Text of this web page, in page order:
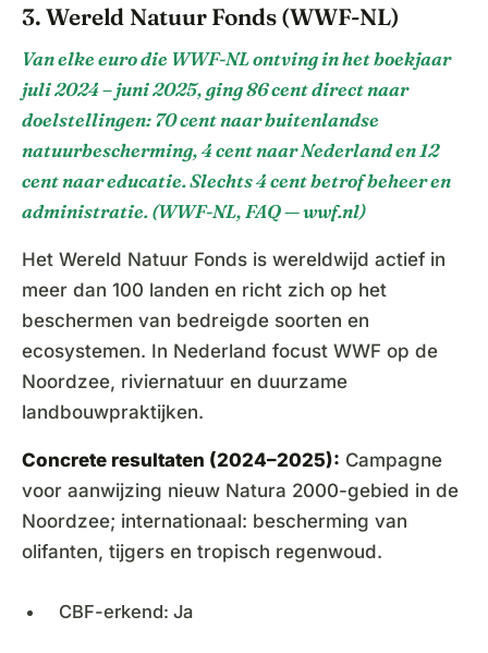
3. Wereld Natuur Fonds (WWF-NL)
Van elke euro die WWF-NL ontving in het boekjaar
juli 2024 – juni 2025, ging 86 cent direct naar
doelstellingen: 70 cent naar buitenlandse
natuurbescherming, 4 cent naar Nederland en 12
cent naar educatie. Slechts 4 cent betrof beheer en
administratie. (WWF-NL, FAQ — wwf.nl)
Het Wereld Natuur Fonds is wereldwijd actief in
meer dan 100 landen en richt zich op het
beschermen van bedreigde soorten en
ecosystemen. In Nederland focust WWF op de
Noordzee, riviernatuur en duurzame
landbouwpraktijken.
Concrete resultaten (2024–2025): Campagne
voor aanwijzing nieuw Natura 2000-gebied in de
Noordzee; internationaal: bescherming van
olifanten, tijgers en tropisch regenwoud.
CBF-erkend: Ja